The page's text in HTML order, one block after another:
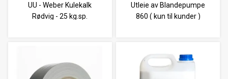
UU - Weber Kulekalk
Rødvig - 25 kg.sp.
Utleie av Blandepumpe
860 ( kun til kunder )